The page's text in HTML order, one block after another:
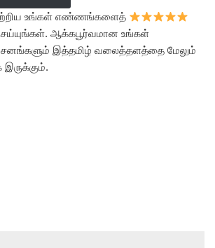
உங்கள் எண்ணங்களைத்
ஆக்கபூர்வமான உங்கள்
இத்தமிழ் வலைத்தளத்தை மேலும்
இருக்கும்.